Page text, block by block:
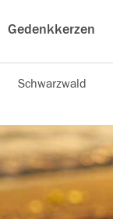
Gedenkkerzen
Schwarzwald